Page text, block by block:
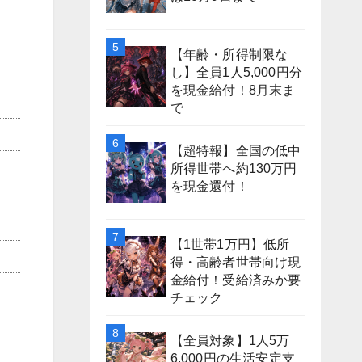
【年齢・所得制限な
し】全員1人5,000円分
を現金給付！8月末ま
で
【超特報】全国の低中
所得世帯へ約130万円
を現金還付！
【1世帯1万円】低所
得・高齢者世帯向け現
金給付！受給済みか要
チェック
【全員対象】1人5万
6,000円の生活安定支